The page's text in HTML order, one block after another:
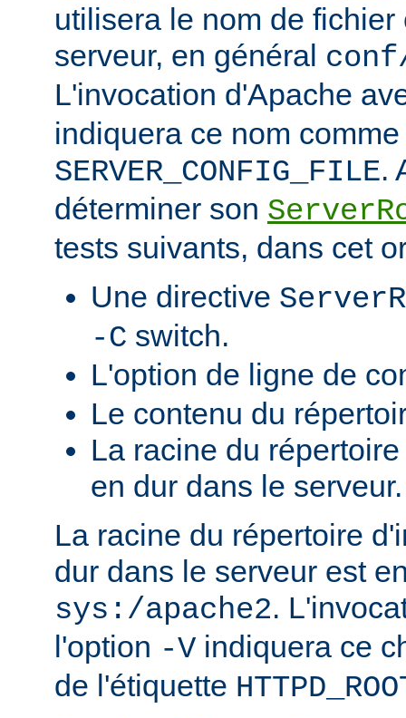
utilisera le nom de
serveur, en général
L'invocation d'Apache
indiquera ce nom
SERVER_CONFIG_FILE.
déterminer son
tests suivants, dans cet
Une directive
-C switch.
L'option de ligne de
Le contenu du
La racine du
en dur dans le serveur.
La racine du répertoire
dur dans le serveur est
sys:/apache2.
l'option -V indiquera ce
de l'étiquette